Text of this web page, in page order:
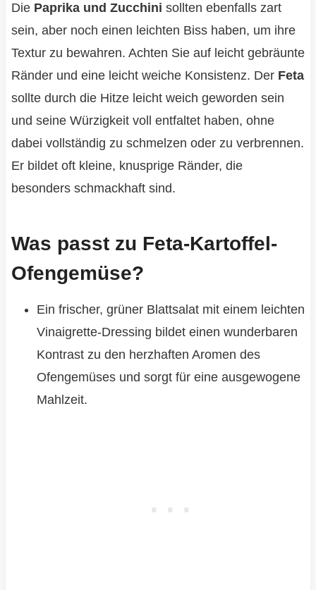
Die Paprika und Zucchini sollten ebenfalls zart
sein, aber noch einen leichten Biss haben, um ihre
Textur zu bewahren. Achten Sie auf leicht gebräunte
Ränder und eine leicht weiche Konsistenz. Der Feta
sollte durch die Hitze leicht weich geworden sein
und seine Würzigkeit voll entfaltet haben, ohne
dabei vollständig zu schmelzen oder zu verbrennen.
Er bildet oft kleine, knusprige Ränder, die
besonders schmackhaft sind.
Was passt zu Feta-Kartoffel-
Ofengemüse?
Ein frischer, grüner Blattsalat mit einem leichten
Vinaigrette-Dressing bildet einen wunderbaren
Kontrast zu den herzhaften Aromen des
Ofengemüses und sorgt für eine ausgewogene
Mahlzeit.